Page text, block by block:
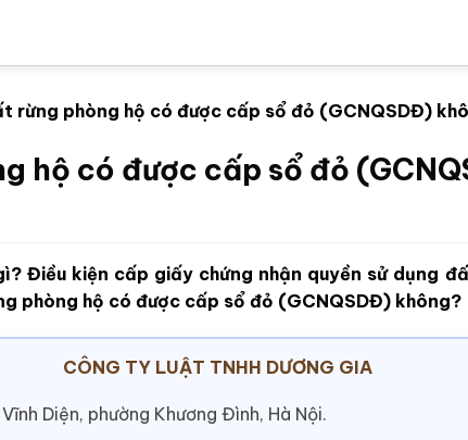
rừng phòng hộ có được cấp sổ đỏ (GCNQSDĐ)
hộ có được cấp sổ đỏ
Điều kiện cấp giấy chứng nhận quyền sử dụng
phòng hộ có được cấp sổ đỏ (GCNQSDĐ) không?
CÔNG TY LUẬT TNHH DƯƠNG GIA
Diện, phường Khương Đình, Hà Nội.